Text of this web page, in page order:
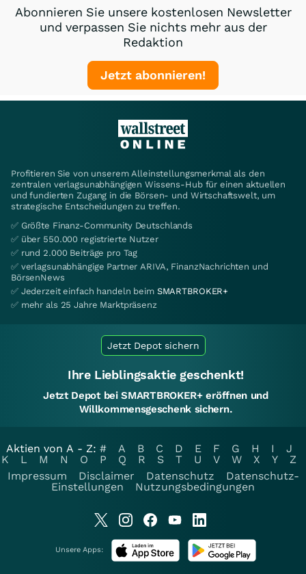
Abonnieren Sie unsere kostenlosen Newsletter
und verpassen Sie nichts mehr aus der
Redaktion
Jetzt abonnieren!
Profitieren Sie von unserem Alleinstellungsmerkmal als den
zentralen verlagsunabhängigen Wissens-Hub für einen aktuellen
und fundierten Zugang in die Börsen- und Wirtschaftswelt, um
strategische Entscheidungen zu treffen.
✅ Größte Finanz-Community Deutschlands
✅ über 550.000 registrierte Nutzer
✅ rund 2.000 Beiträge pro Tag
✅ verlagsunabhängige Partner ARIVA, FinanzNachrichten und
BörsenNews
✅ Jederzeit einfach handeln beim SMARTBROKER+
✅ mehr als 25 Jahre Marktpräsenz
Jetzt Depot sichern
Ihre Lieblingsaktie geschenkt!
Jetzt Depot bei SMARTBROKER+ eröffnen und
Willkommensgeschenk sichern.
Aktien von A - Z: # A B C D E F G H I
J
K
L M N O P Q R S T U V W X Y
Z
Impressum
Disclaimer Datenschutz
Datenschutz-
Einstellungen
Nutzungsbedingungen
Unsere Apps: